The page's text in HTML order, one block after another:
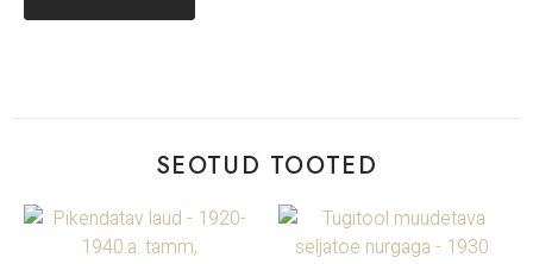
SEOTUD TOOTED